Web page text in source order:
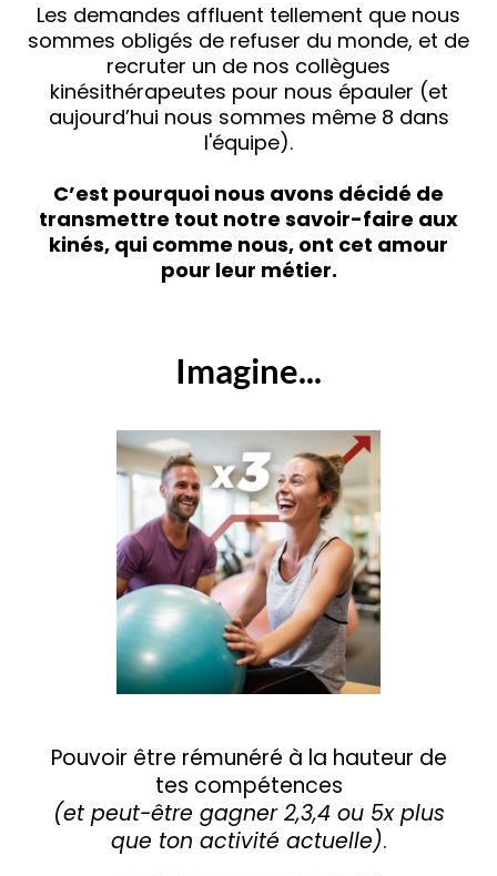
Les demandes affluent tellement que nous
sommes obligés de refuser du monde, et de
recruter un de nos collègues
kinésithérapeutes pour nous épauler (et
aujourd’hui nous sommes même 8 dans
l'équipe).
C’est pourquoi nous avons décidé de
transmettre tout notre savoir-faire aux
kinés, qui comme nous, ont cet amour
pour leur métier.
Imagine...
Pouvoir être rémunéré à la hauteur de
tes compétences
(et peut-être gagner 2,3,4 ou 5x plus
que ton activité actuelle).